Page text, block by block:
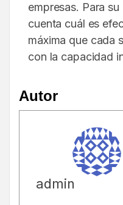
empresas. Para
cuenta cuál es
máxima que cada
con la capacidad
Autor
admin